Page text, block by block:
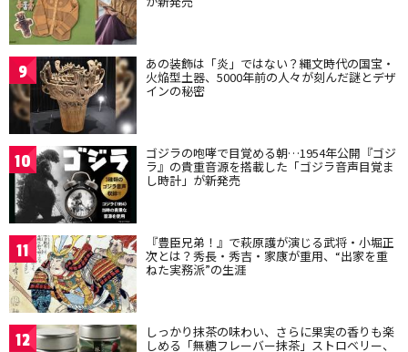
9 あの装飾は「炎」ではない？縄文時代の国宝・
火焔型土器、5000年前の人々が刻んだ謎とデザ
インの秘密
10 ゴジラの咆哮で目覚める朝…1954年公開『ゴジ
ラ』の貴重音源を搭載した「ゴジラ音声目覚ま
し時計」が新発売
11 『豊臣兄弟！』で萩原護が演じる武将・小堀正
次とは？秀長・秀吉・家康が重用、“出家を重
ねた実務派”の生涯
12 しっかり抹茶の味わい、さらに果実の香りも楽
しめる「無糖フレーバー抹茶」ストロベリー、